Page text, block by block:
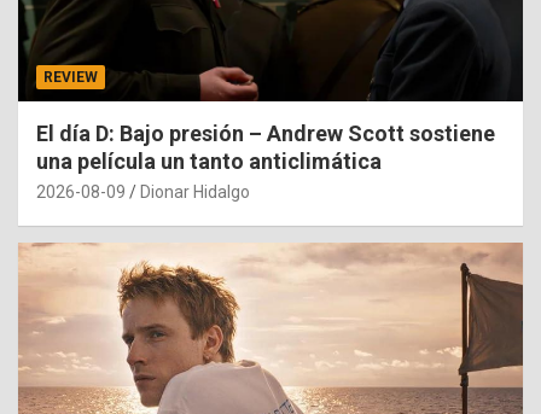
REVIEW
El día D: Bajo presión – Andrew Scott sostiene
una película un tanto anticlimática
2026-08-09 Dionar Hidalgo